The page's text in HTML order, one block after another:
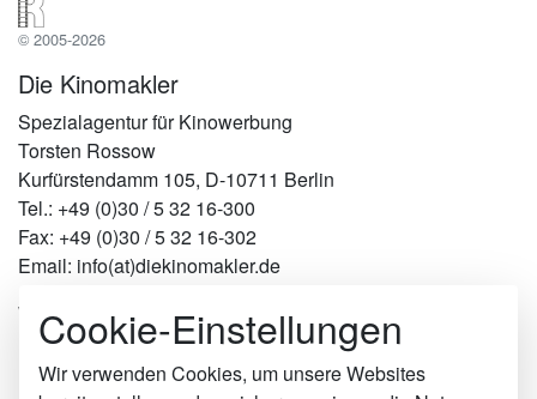
© 2005-2026
Die Kinomakler
Spezialagentur für Kinowerbung
Torsten Rossow
Kurfürstendamm 105, D-10711 Berlin
Tel.: +49 (0)30 / 5 32 16-300
Fax: +49 (0)30 / 5 32 16-302
Email: info(at)diekinomakler.de
Werben in Städten
Berlin
Hamburg
Cookie-Einstellungen
Wir verwenden Cookies, um unsere Websites